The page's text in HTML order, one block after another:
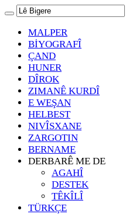
MALPER
BİYOGRAFÎ
ÇAND
HUNER
DÎROK
ZIMANÊ KURDÎ
E WEŞAN
HELBEST
NIVÎSXANE
ZARGOTIN
BERNAME
DERBARÊ ME DE
AGAHÎ
DESTEK
TÊKÎLÎ
TÜRKÇE